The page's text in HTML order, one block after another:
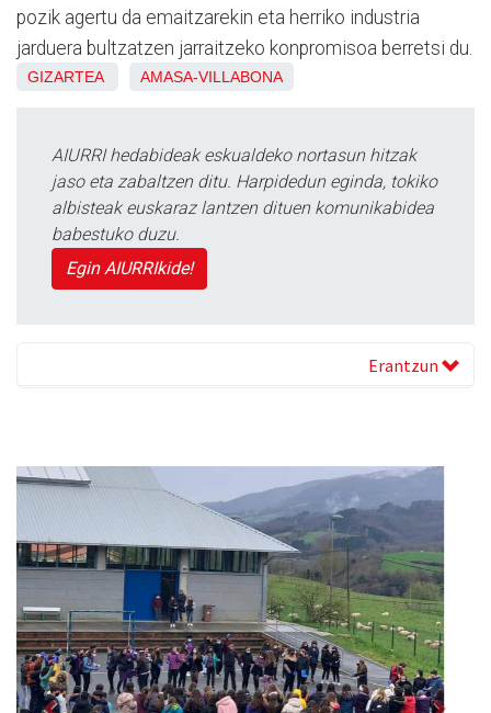
pozik agertu da emaitzarekin eta herriko industria
jarduera bultzatzen jarraitzeko konpromisoa berretsi du.
GIZARTEA AMASA-VILLABONA
AIURRI hedabideak eskualdeko nortasun hitzak
jaso eta zabaltzen ditu. Harpidedun eginda, tokiko
albisteak euskaraz lantzen dituen komunikabidea
babestuko duzu.
Egin AIURRIkide!
Erantzun